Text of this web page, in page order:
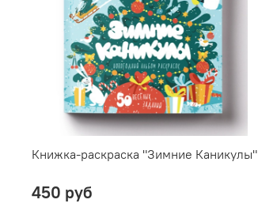
Книжка-раскраска "Зимние Каникулы"
450 руб